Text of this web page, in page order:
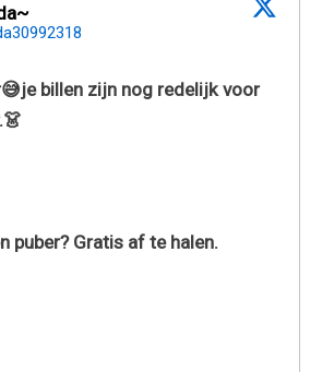
billen zijn nog redelijk voor
puber? Gratis af te halen.